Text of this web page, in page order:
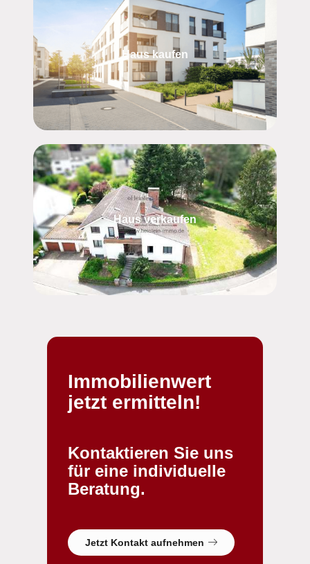
Haus kaufen
Haus verkaufen
Immobilienwert
jetzt ermitteln!
Kontaktieren Sie uns
für eine individuelle
Beratung.
Jetzt Kontakt aufnehmen